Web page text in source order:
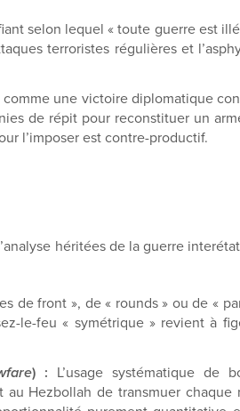
selon lequel « toute guerre est
terroristes régulières et
une victoire diplomatique
de répit pour reconstituer un
l’imposer est contre-productif.
héritées de la guerre
de front », de « rounds » ou de «
le-feu « symétrique » revient à
) : L’usage systématique de
Hezbollah de transmuer